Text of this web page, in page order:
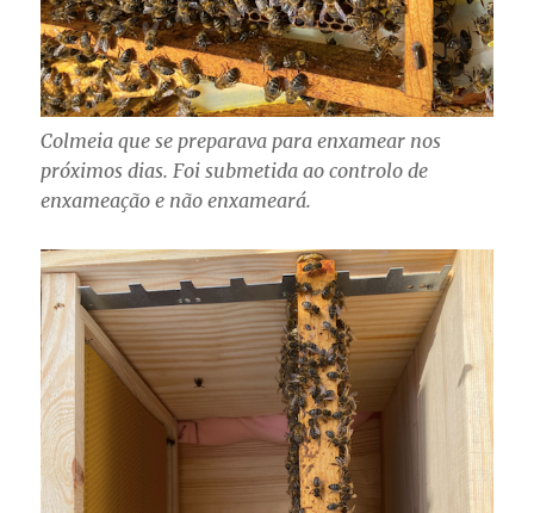
Colmeia que se preparava para enxamear nos
próximos dias. Foi submetida ao controlo de
enxameação e não enxameará.